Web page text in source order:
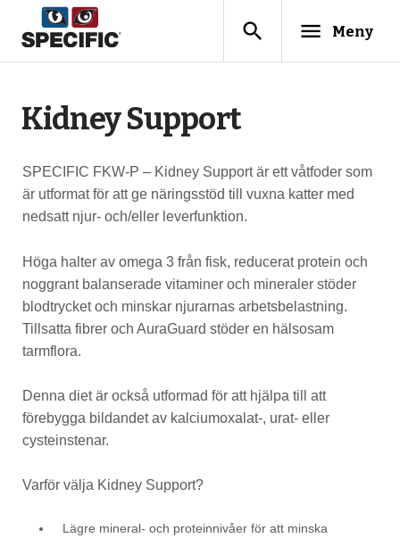
search menu Meny
Kidney Support
SPECIFIC FKW-P – Kidney Support är ett våtfoder som
är utformat för att ge näringsstöd till vuxna katter med
nedsatt njur- och/eller leverfunktion.
Höga halter av omega 3 från fisk, reducerat protein och
noggrant balanserade vitaminer och mineraler stöder
blodtrycket och minskar njurarnas arbetsbelastning.
Tillsatta fibrer och AuraGuard stöder en hälsosam
tarmflora.
Denna diet är också utformad för att hjälpa till att
förebygga bildandet av kalciumoxalat-, urat- eller
cysteinstenar.
Varför välja Kidney Support?
Lägre mineral- och proteinnivåer för att minska